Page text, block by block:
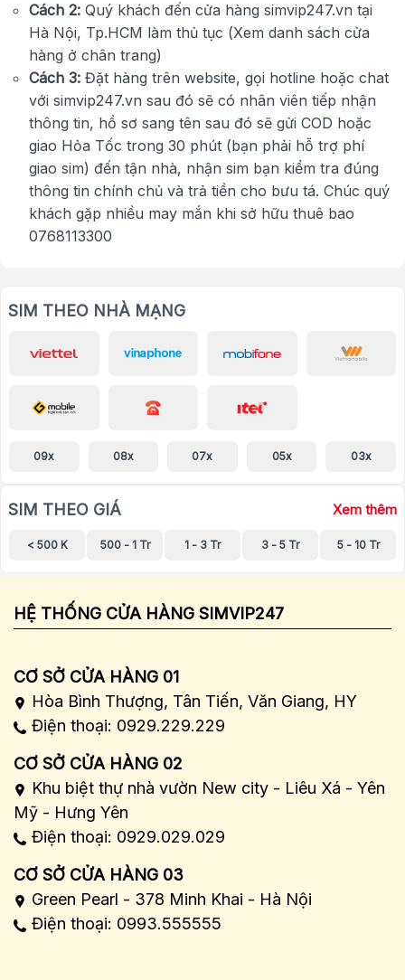
Cách 2: Quý khách đến cửa hàng simvip247.vn tại
Hà Nội, Tp.HCM làm thủ tục (Xem danh sách cửa
hàng ở chân trang)
Cách 3: Đặt hàng trên website, gọi hotline hoặc chat
với simvip247.vn sau đó sẽ có nhân viên tiếp nhận
thông tin, hồ sơ sang tên sau đó sẽ gửi COD hoặc
giao Hỏa Tốc trong 30 phút (bạn phải hỗ trợ phí
giao sim) đến tận nhà, nhận sim bạn kiểm tra đúng
thông tin chính chủ và trả tiền cho bưu tá. Chúc quý
khách gặp nhiều may mắn khi sở hữu thuê bao
0768113300
SIM THEO NHÀ MẠNG
09x 08x 07x 05x 03x
SIM THEO GIÁ Xem thêm
< 500 K 500 - 1 Tr 1 - 3 Tr 3 - 5 Tr 5 - 10 Tr
HỆ THỐNG CỬA HÀNG SIMVIP247
CƠ SỞ CỬA HÀNG 01
Hòa Bình Thượng, Tân Tiến, Văn Giang, HY
Điện thoại: 0929.229.229
CƠ SỞ CỬA HÀNG 02
Khu biệt thự nhà vườn New city - Liêu Xá - Yên
Mỹ - Hưng Yên
Điện thoại: 0929.029.029
CƠ SỞ CỬA HÀNG 03
Green Pearl - 378 Minh Khai - Hà Nội
Điện thoại: 0993.555555